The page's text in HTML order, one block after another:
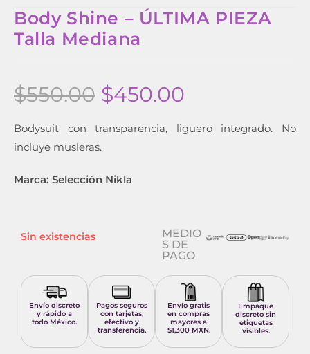
Body Shine – ÚLTIMA PIEZA
Talla Mediana
$550.00 $450.00
Bodysuit con transparencia, liguero integrado. No
incluye musleras.
Marca: Selección Nikla
Sin existencias
MEDIO
S DE
PAGO
Envío discreto
y rápido a
todo México.
Pagos seguros
con tarjetas,
efectivo y
transferencia.
Envío gratis
en compras
mayores a
$1,300 MXN.
Empaque
discreto sin
etiquetas
visibles.